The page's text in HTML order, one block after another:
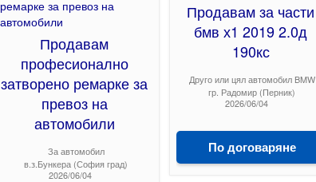
Продавам
професионално
затворено ремарке за
превоз на
автомобили
За автомобил
в.з.Бункера (София град)
2026/06/04
Продавам за части
бмв х1 2019 2.0д
190кс
Друго или цял автомобил BMW
гр. Радомир (Перник)
2026/06/04
По договаряне